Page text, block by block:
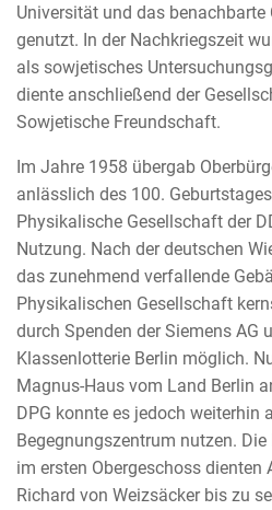
Universität und das
genutzt. In der Nachkriegszeit
als sowjetisches
diente anschließend der
Sowjetische Freundschaft.
Im Jahre 1958 übergab
anlässlich des 100.
Physikalische Gesellschaft der
Nutzung. Nach der deutschen
das zunehmend verfallende
Physikalischen Gesellschaft
durch Spenden der Siemens AG
Klassenlotterie Berlin möglich.
Magnus-Haus vom Land Berlin
DPG konnte es jedoch
Begegnungszentrum nutzen.
im ersten Obergeschoss dienten
Richard von Weizsäcker bis zu